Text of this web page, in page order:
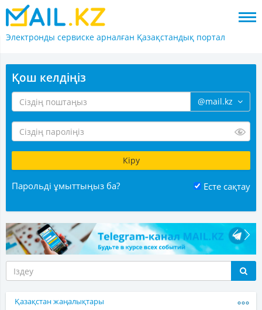
Электронды сервиске арналған Қазақстандық портал
Қош келдіңіз
@mail.kz
Парольді ұмыттыңыз ба? Есте сақтау
Қазақстан жаңалықтары